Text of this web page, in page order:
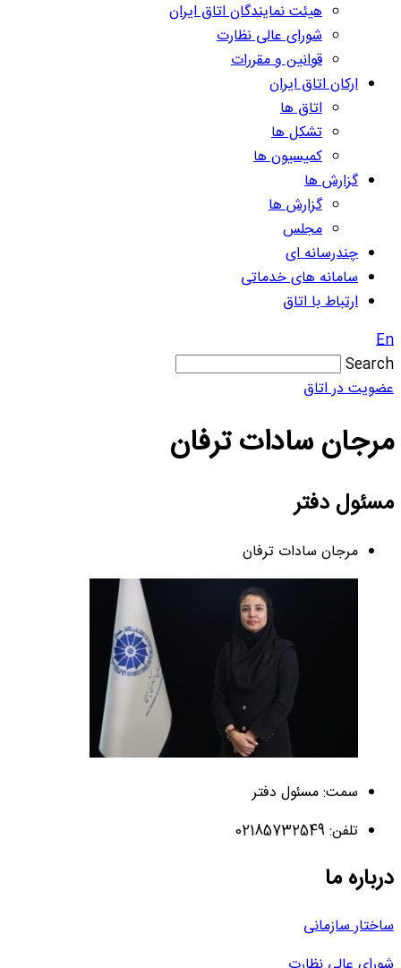
هیئت نمایندگان اتاق ایران
شورای عالی نظارت
قوانین و مقررات
ارکان اتاق ایران
اتاق ها
تشکل ها
کمیسیون ها
گزارش ها
گزارش ها
مجلس
چندرسانه ای
سامانه های خدماتی
ارتباط با اتاق
En
Search
عضویت در اتاق
مرجان سادات ترفان
مسئول دفتر
مرجان سادات ترفان
سمت: مسئول دفتر
تلفن: 02185732549
درباره ما
ساختار سازمانی